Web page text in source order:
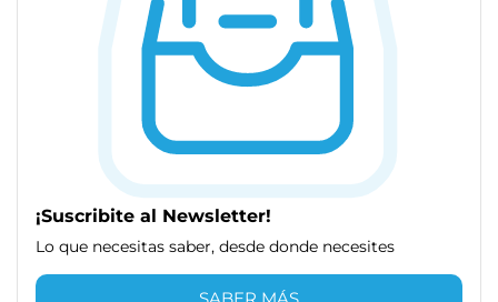
¡Suscribite al Newsletter!
Lo que necesitas saber, desde donde necesites